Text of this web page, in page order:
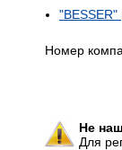
Номер
Не
Для